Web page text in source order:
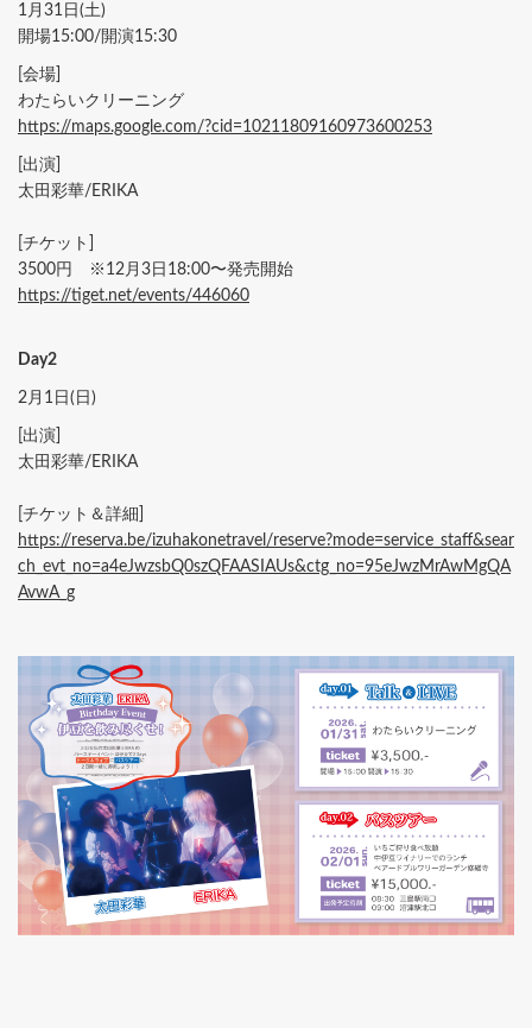
1月31日(土)
開場15:00/開演15:30
[会場]
わたらいクリーニング
https://maps.google.com/?cid=10211809160973600253
[出演]
太田彩華/ERIKA
[チケット]
3500円 ※12月3日18:00〜発売開始
https://tiget.net/events/446060
Day2
2月1日(日)
[出演]
太田彩華/ERIKA
[チケット＆詳細]
https://reserva.be/izuhakonetravel/reserve?mode=service_staff&sear
ch_evt_no=a4eJwzsbQ0szQFAASIAUs&ctg_no=95eJwzMrAwMgQA
AvwA_g